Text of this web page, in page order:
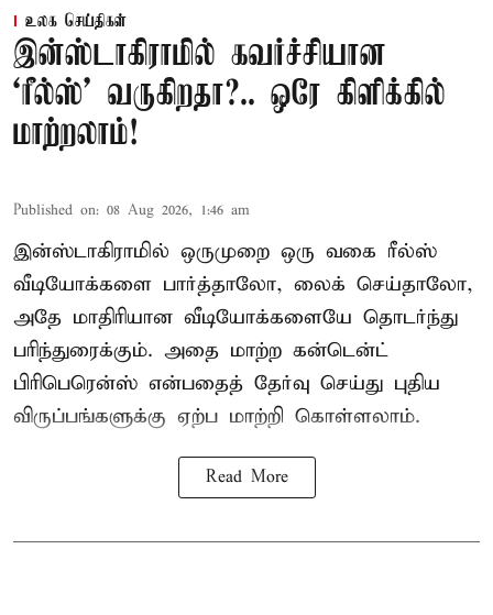
உலக செய்திகள்
இன்ஸ்டாகிராமில் கவர்ச்சியான
‘ரீல்ஸ்’ வருகிறதா?.. ஒரே கிளிக்கில்
மாற்றலாம்!
Published on: 08 Aug 2026, 1:46 am
இன்ஸ்டாகிராமில் ஒருமுறை ஒரு வகை ரீல்ஸ்
வீடியோக்களை பார்த்தாலோ, லைக் செய்தாலோ,
அதே மாதிரியான வீடியோக்களையே தொடர்ந்து
பரிந்துரைக்கும். அதை மாற்ற கன்டென்ட்
பிரிபெரென்ஸ் என்பதைத் தேர்வு செய்து புதிய
விருப்பங்களுக்கு ஏற்ப மாற்றி கொள்ளலாம்.
Read More